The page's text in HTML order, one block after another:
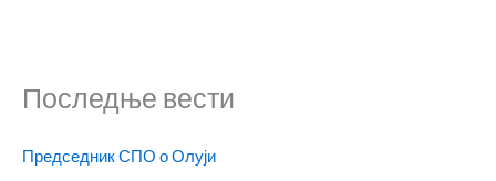
Последње вести
Председник СПО о Олуји